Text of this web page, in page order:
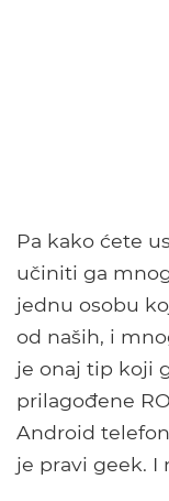
Pa kako ćete
učiniti ga
jednu osobu
od naših, i
je onaj tip koji
prilagođene
Android
je pravi geek. I